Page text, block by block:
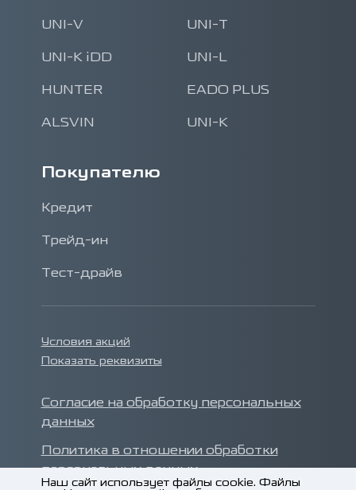
UNI-V UNI-T
UNI-K iDD UNI-L
HUNTER EADO PLUS
ALSVIN UNI-K
Покупателю
Кредит
Трейд-ин
Тест-драйв
Условия акций
Показать реквизиты
Согласие на обработку персональных
данных
Политика в отношении обработки
персональных данных
Наш сайт использует файлы cookie. Файлы